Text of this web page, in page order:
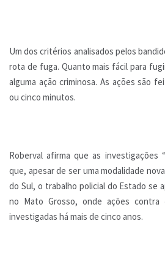
Um dos critérios analisados pelos
rota de fuga. Quanto mais fácil para
alguma ação criminosa. As ações são
ou cinco minutos.
Roberval afirma que as investigações
que, apesar de ser uma modalidade
do Sul, o trabalho policial do Estado se
no Mato Grosso, onde ações contra
investigadas há mais de cinco anos.